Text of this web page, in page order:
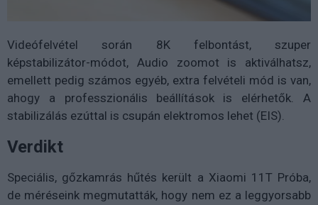
Videófelvétel során 8K felbontást, szuper
képstabilizátor-módot, Audio zoomot is aktiválhatsz,
emellett pedig számos egyéb, extra felvételi mód is van,
ahogy a professzionális beállítások is elérhetők. A
stabilizálás ezúttal is csupán elektromos lehet (EIS).
Verdikt
Speciális, gőzkamrás hűtés került a Xiaomi 11T Próba,
de méréseink megmutatták, hogy nem ez a leggyorsabb